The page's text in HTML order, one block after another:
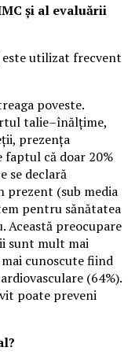
și al evaluării
este utilizat frecvent
poveste.
talie–înălțime,
prezența
că doar 20%
se declară
prezent (sub media
pentru sănătatea
Această preocupare
sunt mult mai
cunoscute fiind
(64%).
poate preveni